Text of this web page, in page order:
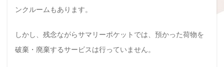
ンクルームもあります。
しかし、残念ながらサマリーポケットでは、預かった荷物を
破棄・廃棄するサービスは行っていません。